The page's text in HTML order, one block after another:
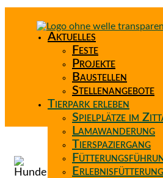
Aktuelles
Feste
Projekte
Baustellen
Stellenangebote
Tierpark erleben
Spielplätze im
Lamawanderung
Tierspaziergang
Erlebnisfütterung